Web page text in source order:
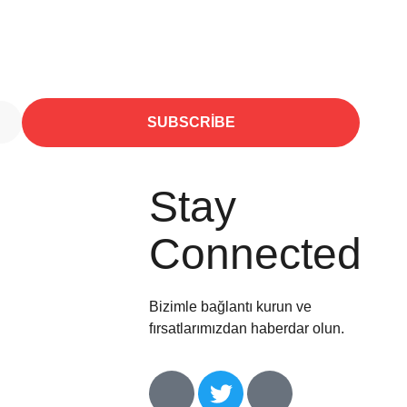
SUBSCRIBE
Stay
Connected
Bizimle bağlantı kurun ve
fırsatlarımızdan haberdar olun.